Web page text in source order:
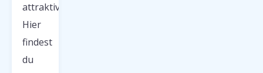
attraktiv.
Hier
findest
du